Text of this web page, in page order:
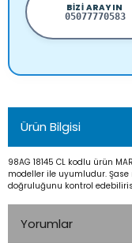
BIZI ARAYIN
05077770583
Ürün Bilgisi
98AG 18145 CL kodlu ürün
modeller ile uyumludur.
doğruluğunu kontrol
Yorumlar